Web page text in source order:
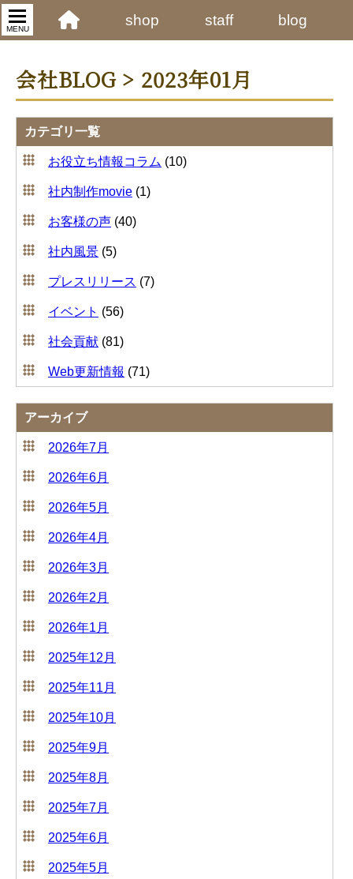
MENU
shop staff blog
会社BLOG > 2023年01月
カテゴリ一覧
お役立ち情報コラム (10)
社内制作movie (1)
お客様の声 (40)
社内風景 (5)
プレスリリース (7)
イベント (56)
社会貢献 (81)
Web更新情報 (71)
アーカイブ
2026年7月
2026年6月
2026年5月
2026年4月
2026年3月
2026年2月
2026年1月
2025年12月
2025年11月
2025年10月
2025年9月
2025年8月
2025年7月
2025年6月
2025年5月